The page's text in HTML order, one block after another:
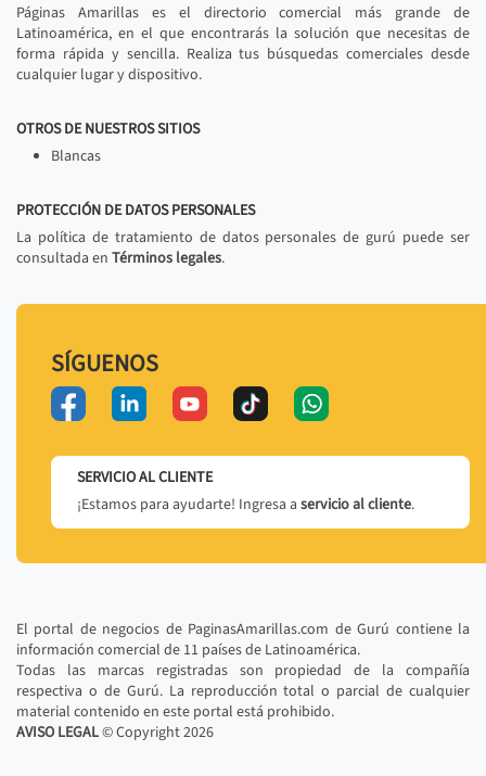
Páginas Amarillas es el directorio comercial más grande de
Latinoamérica, en el que encontrarás la solución que necesitas de
forma rápida y sencilla. Realiza tus búsquedas comerciales desde
cualquier lugar y dispositivo.
OTROS DE NUESTROS SITIOS
Blancas
PROTECCIÓN DE DATOS PERSONALES
La política de tratamiento de datos personales de gurú puede ser
consultada en Términos legales.
SÍGUENOS
SERVICIO AL CLIENTE
¡Estamos para ayudarte! Ingresa a servicio al cliente.
El portal de negocios de PaginasAmarillas.com de Gurú contiene la
información comercial de 11 países de Latinoamérica.
Todas las marcas registradas son propiedad de la compañía
respectiva o de Gurú. La reproducción total o parcial de cualquier
material contenido en este portal está prohibido.
AVISO LEGAL© Copyright2026